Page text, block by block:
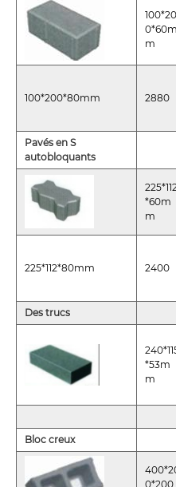
100*20
0*60m
m
100*200*80mm 2880
Pavés en S
autobloquants
225*112
*60m
m
225*112*80mm 2400
Des trucs
*53m
m
Bloc creux
0*200